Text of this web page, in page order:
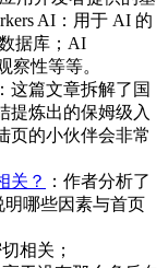
AI：用于 AI 的
据库；AI
察性等等。
：这篇文章拆解了国
提炼出的保姆级入
页的小伙伴会非常
关？
：作者分析了
明哪些因素与首页
相关；